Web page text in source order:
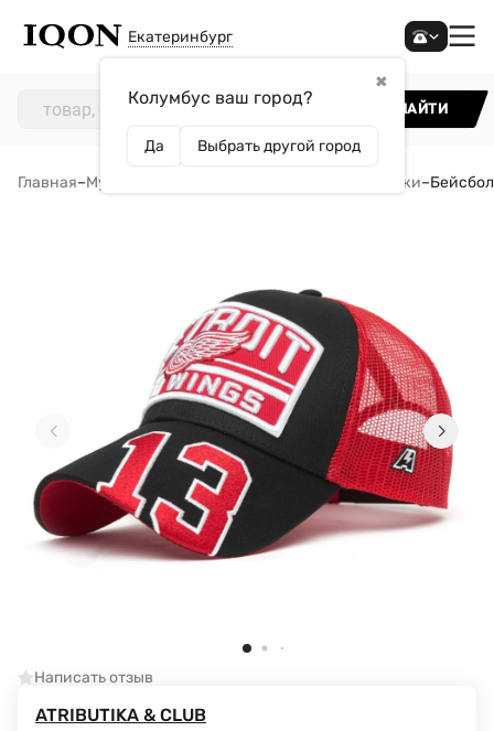
Екатеринбург
✖
Колумбус ваш город?
Да Выбрать другой город
НАЙТИ
Главная–Мужчинам Кепки и бейсболки–
Написать отзыв
ATRIBUTIKA & CLUB